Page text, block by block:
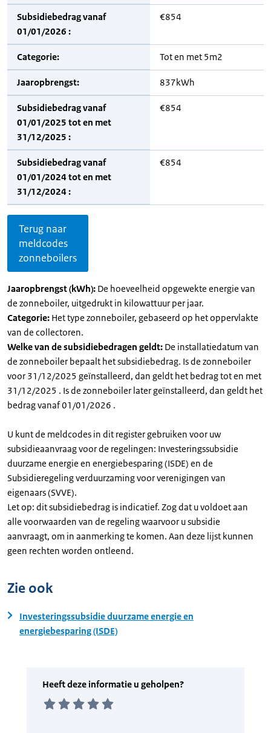
Subsidiebedrag vanaf
01/01/2026 :
€854
Categorie: Tot en met 5m2
Jaaropbrengst: 837kWh
Subsidiebedrag vanaf
01/01/2025 tot en met
31/12/2025 :
€854
Subsidiebedrag vanaf
01/01/2024 tot en met
31/12/2024 :
€854
Terug naar
meldcodes
zonneboilers
Jaaropbrengst (kWh): De hoeveelheid opgewekte energie van
de zonneboiler, uitgedrukt in kilowattuur per jaar.
Categorie: Het type zonneboiler, gebaseerd op het oppervlakte
van de collectoren.
Welke van de subsidiebedragen geldt: De installatiedatum van
de zonneboiler bepaalt het subsidiebedrag. Is de zonneboiler
voor 31/12/2025 geïnstalleerd, dan geldt het bedrag tot en met
31/12/2025 . Is de zonneboiler later geïnstalleerd, dan geldt het
bedrag vanaf 01/01/2026 .
U kunt de meldcodes in dit register gebruiken voor uw
subsidieaanvraag voor de regelingen: Investeringssubsidie
duurzame energie en energiebesparing (ISDE) en de
Subsidieregeling verduurzaming voor verenigingen van
eigenaars (SVVE).
Let op: dit subsidiebedrag is indicatief. Zog dat u voldoet aan
alle voorwaarden van de regeling waarvoor u subsidie
aanvraagt, om in aanmerking te komen. Aan deze lijst kunnen
geen rechten worden ontleend.
Zie ook
Investeringssubsidie duurzame energie en
energiebesparing (ISDE)